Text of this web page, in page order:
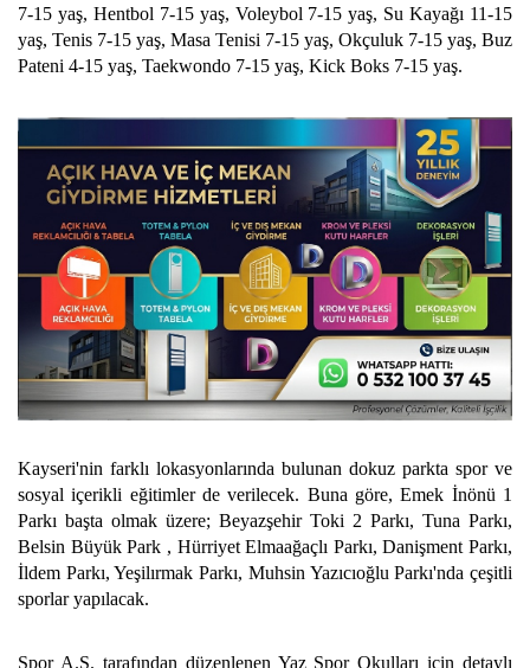
7-15 yaş, Hentbol 7-15 yaş, Voleybol 7-15 yaş, Su Kayağı 11-15
yaş, Tenis 7-15 yaş, Masa Tenisi 7-15 yaş, Okçuluk 7-15 yaş, Buz
Pateni 4-15 yaş, Taekwondo 7-15 yaş, Kick Boks 7-15 yaş.
Kayseri'nin farklı lokasyonlarında bulunan dokuz parkta spor ve
sosyal içerikli eğitimler de verilecek. Buna göre, Emek İnönü 1
Parkı başta olmak üzere; Beyazşehir Toki 2 Parkı, Tuna Parkı,
Belsin Büyük Park , Hürriyet Elmaağaçlı Parkı, Danişment Parkı,
İldem Parkı, Yeşilırmak Parkı, Muhsin Yazıcıoğlu Parkı'nda çeşitli
sporlar yapılacak.
Spor A.Ş. tarafından düzenlenen Yaz Spor Okulları için detaylı